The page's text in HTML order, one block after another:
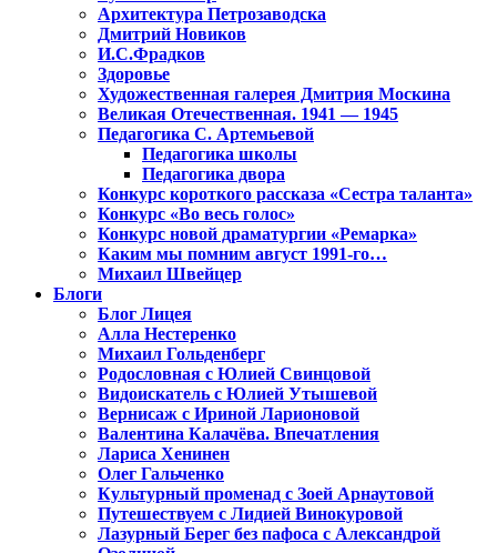
Архитектура Петрозаводска
Дмитрий Новиков
И.С.Фрадков
Здоровье
Художественная галерея Дмитрия Москина
Великая Отечественная. 1941 — 1945
Педагогика С. Артемьевой
Педагогика школы
Педагогика двора
Конкурс короткого рассказа «Сестра таланта»
Конкурс «Во весь голос»
Конкурс новой драматургии «Ремарка»
Каким мы помним август 1991-го…
Михаил Швейцер
Блоги
Блог Лицея
Алла Нестеренко
Михаил Гольденберг
Родословная с Юлией Свинцовой
Видоискатель с Юлией Утышевой
Вернисаж с Ириной Ларионовой
Валентина Калачёва. Впечатления
Лариса Хенинен
Олег Гальченко
Культурный променад с Зоей Арнаутовой
Путешествуем с Лидией Винокуровой
Лазурный Берег без пафоса с Александрой